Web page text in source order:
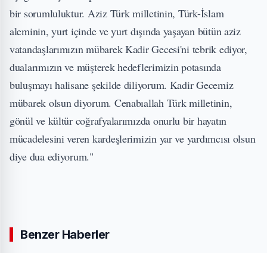
bir sorumluluktur. Aziz Türk milletinin, Türk-İslam
aleminin, yurt içinde ve yurt dışında yaşayan bütün aziz
vatandaşlarımızın mübarek Kadir Gecesi'ni tebrik ediyor,
dualarımızın ve müşterek hedeflerimizin potasında
buluşmayı halisane şekilde diliyorum. Kadir Gecemiz
mübarek olsun diyorum. Cenabıallah Türk milletinin,
gönül ve kültür coğrafyalarımızda onurlu bir hayatın
mücadelesini veren kardeşlerimizin yar ve yardımcısı olsun
diye dua ediyorum."
Benzer Haberler